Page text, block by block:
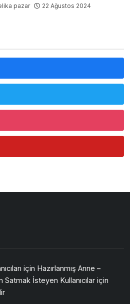
pazar 22 Ağustos 2024
için Hazırlanmış Anne –
İsteyen Kullanıcılar için